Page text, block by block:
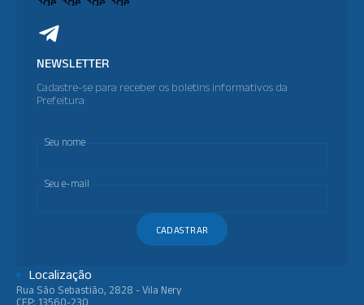
NEWSLETTER
Cadastre-se para receber os boletins informativos da
Prefeitura
Seu nome
Seu e-mail
CADASTRAR
Localização
Rua São Sebastião, 2828 - Vila Nery
CEP: 13560-230